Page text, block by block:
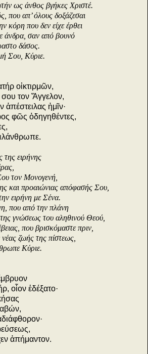
ως άνθος βγήκες Χριστέ.
που απ’ όλους δοξάζεσαι
κόρη που δεν είχε έρθει
άνδρα, σαν από βουνό
δάσος.
Σου, Κύριε.
οἰκτιρμῶν,
τον Ἄγγελον,
ἀπέστειλας ἡμῖν·
φῶς ὁδηγηθέντες,
της ειρήνης
τον Μονογενή,
και προαιώνιας απόφασής Σου,
ειρήνη με Σένα.
που από την πλάνη
γνώσεως του αληθινού Θεού,
που βρισκόμαστε πριν,
ζωής της πίστεως,
Κύριε.
οἷον ἐδέξατο·
ἀπήμαντον.